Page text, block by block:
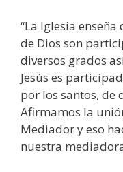
“La Iglesia
de Dios son
diversos grados
Jesús es
por los santos,
Afirmamos la
Mediador y eso
nuestra